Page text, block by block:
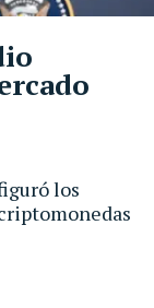
los